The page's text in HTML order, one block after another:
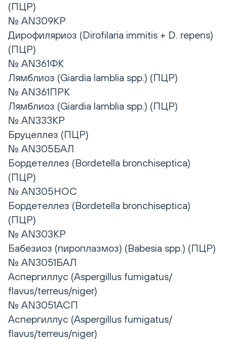
(ПЦР)
№ AN309КР
Дирофиляриоз (Dirofilaria immitis + D. repens)
(ПЦР)
№ AN361ФК
Лямблиоз (Giardia lamblia spp.) (ПЦР)
№ AN361ПРК
Лямблиоз (Giardia lamblia spp.) (ПЦР)
№ AN333КР
Бруцеллез (ПЦР)
№ AN305БАЛ
Бордетеллез (Bordetella bronchiseptica)
(ПЦР)
№ AN305НОС
Бордетеллез (Bordetella bronchiseptica)
(ПЦР)
№ AN303КР
Бабезиоз (пироплазмоз) (Babesia spp.) (ПЦР)
№ AN3051БАЛ
Аспергиллус (Aspergillus fumigatus/
flavus/terreus/niger)
№ AN3051АСП
Аспергиллус (Aspergillus fumigatus/
flavus/terreus/niger)